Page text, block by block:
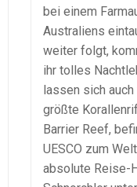
bei einem
Australiens
weiter folgt,
ihr tolles
lassen sich
größte
Barrier Reef,
UESCO zum
absolute Reise-